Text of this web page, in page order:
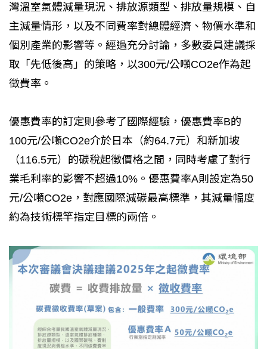
灣溫室氣體減量現況、排放源類型、排放量規模、自
主減量情形，以及不同費率對總體經濟、物價水準和
個別產業的影響等。經過充分討論，多數委員建議採
取「先低後高」的策略，以300元/公噸CO2e作為起
徵費率。
優惠費率的訂定則參考了國際經驗，優惠費率B的
100元/公噸CO2e介於日本（約64.7元）和新加坡
（116.5元）的碳稅起徵價格之間，同時考慮了對行
業毛利率的影響不超過10%。優惠費率A則設定為50
元/公噸CO2e，對應國際減碳最高標準，其減量幅度
約為技術標竿指定目標的兩倍。